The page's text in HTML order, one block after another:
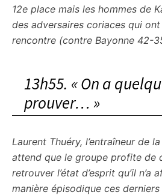
12e place mais les hommes de
des adversaires coriaces qui
rencontre (contre Bayonne 42-
13h55. « On a
prouver… »
Laurent Thuéry, l’entraîneur de
attend que le groupe profite de
retrouver l’état d’esprit qu’il n’a
manière épisodique ces derniers